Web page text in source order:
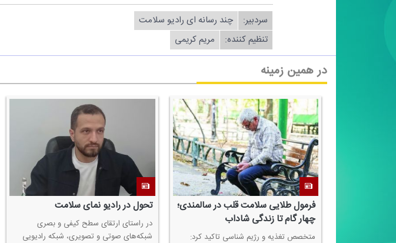
سردبیر:
چند رسانه ای رادیو سلامت
تنظیم كننده:
مریم كریمی
در همین زمینه
فرمول طلایی سلامت قلب در سالمندی؛
چهار گام تا زندگی شاداب
متخصص تغذیه و رژیم شناسی تاكید كرد:
تحول در رادیو نمای سلامت
در راستای ارتقای سطح كیفی و بصری
شبكه‌های صوتی و تصویری، شبكه رادیویی